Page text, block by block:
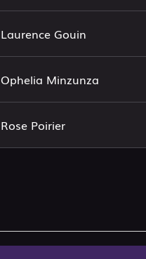
Laurence Gouin
Ophelia Minzunza
Rose Poirier